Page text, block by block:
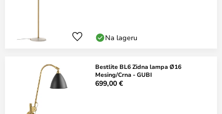
Na lageru
Bestlite BL6 Zidna lampa Ø16
Mesing/Crna - GUBI
699,00 €